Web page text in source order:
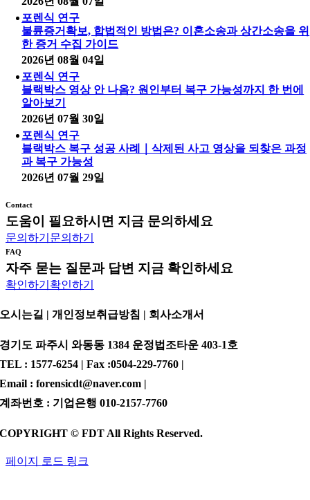
포렌식 연구
불륜증거확보, 합법적인 방법은? 이혼소송과 상간소송을 위
한 증거 수집 가이드
2026년 08월 04일
포렌식 연구
블랙박스 영상 안 나옴? 원인부터 복구 가능성까지 한 번에
알아보기
2026년 07월 30일
포렌식 연구
블랙박스 복구 성공 사례｜삭제된 사고 영상을 되찾은 과정
과 복구 가능성
2026년 07월 29일
Contact
도움이 필요하시면 지금 문의하세요
문의하기 문의하기
FAQ
자주 묻는 질문과 답변 지금 확인하세요
확인하기 확인하기
오시는길 | 개인정보취급방침 | 회사소개서
경기도 파주시 와동동 1384 운정법조타운 403-1호
TEL : 1577-6254 | Fax :0504-229-7760 |
Email : forensicdt@naver.com |
계좌번호 : 기업은행 010-2157-7760
COPYRIGHT © FDT All Rights Reserved.
페이지 로드 링크